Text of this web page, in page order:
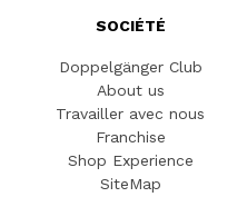
SOCIÉTÉ
Doppelgänger Club
About us
Travailler avec nous
Franchise
Shop Experience
SiteMap